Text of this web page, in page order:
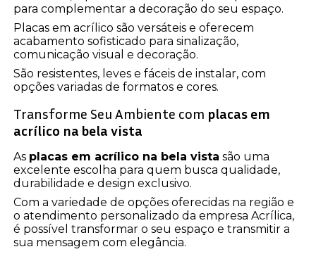
para complementar a decoração do seu espaço.
Placas em acrílico são versáteis e oferecem
acabamento sofisticado para sinalização,
comunicação visual e decoração.
São resistentes, leves e fáceis de instalar, com
opções variadas de formatos e cores.
Transforme Seu Ambiente com placas em
acrílico na bela vista
As placas em acrílico na bela vista são uma
excelente escolha para quem busca qualidade,
durabilidade e design exclusivo.
Com a variedade de opções oferecidas na região e
o atendimento personalizado da empresa Acrílica,
é possível transformar o seu espaço e transmitir a
sua mensagem com elegância.